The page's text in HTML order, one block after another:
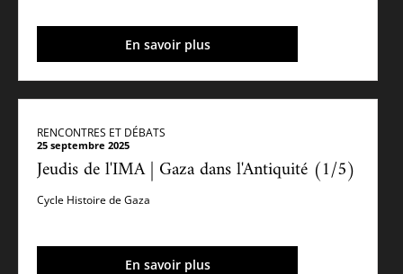
En savoir plus
RENCONTRES ET DÉBATS
25 septembre 2025
Jeudis de l'IMA | Gaza dans l'Antiquité (1/5)
Cycle Histoire de Gaza
En savoir plus